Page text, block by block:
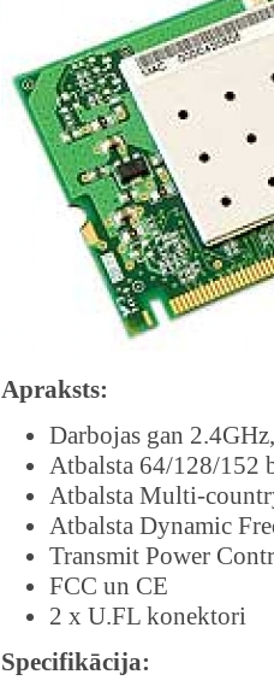
Apraksts:
Darbojas gan
Atbalsta 64/128/152
Atbalsta Multi-
Atbalsta Dynamic
Transmit Power
FCC un CE
2 x U.FL konektori
Specifikācija: